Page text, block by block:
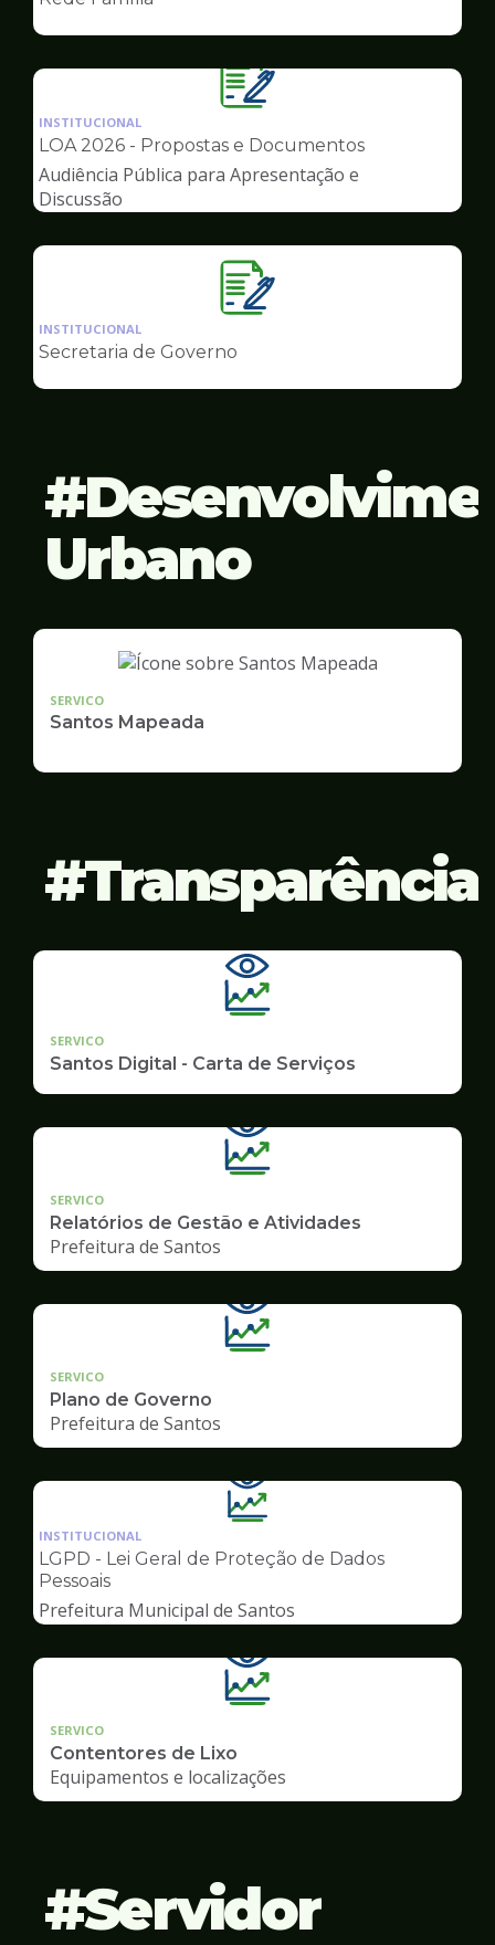
Governo
Ilustração
da
pagina
Governo
INSTITUCIONAL
LOA 2026 - Propostas e Documentos
Audiência Pública para Apresentação e
Discussão
Ilustração
da
Governo
INSTITUCIONAL
Secretaria de Governo
Urbano
SERVICO
Santos Mapeada
Transparência
SERVICO
Santos Digital - Carta de Serviços
SERVICO
Relatórios de Gestão e Atividades
Prefeitura de Santos
SERVICO
Plano de Governo
Prefeitura de Santos
Ilustração
da
pagina
Transparência
INSTITUCIONAL
LGPD - Lei Geral de Proteção de Dados
Pessoais
Prefeitura Municipal de Santos
SERVICO
Contentores de Lixo
Equipamentos e localizações
Servidor